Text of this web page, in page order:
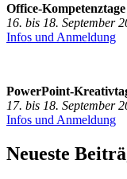
Office-Kompetenztage
16. bis 18. September
Infos und Anmeldung
PowerPoint-
17. bis 18. September
Infos und Anmeldung
Neueste